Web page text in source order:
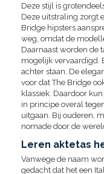
Deze stijl is
Deze uitstraling zorgt
Bridge hipsters
weg, omdat de
Daarnaast worden de
mogelijk vervaardigd.
achter staan. De
voor dat The Bridge
klassiek. Daardoor
in principe overal
uitgaan. Bij ouderen,
nomade door de
Leren aktetas
Vanwege de naam
gedacht dat het een